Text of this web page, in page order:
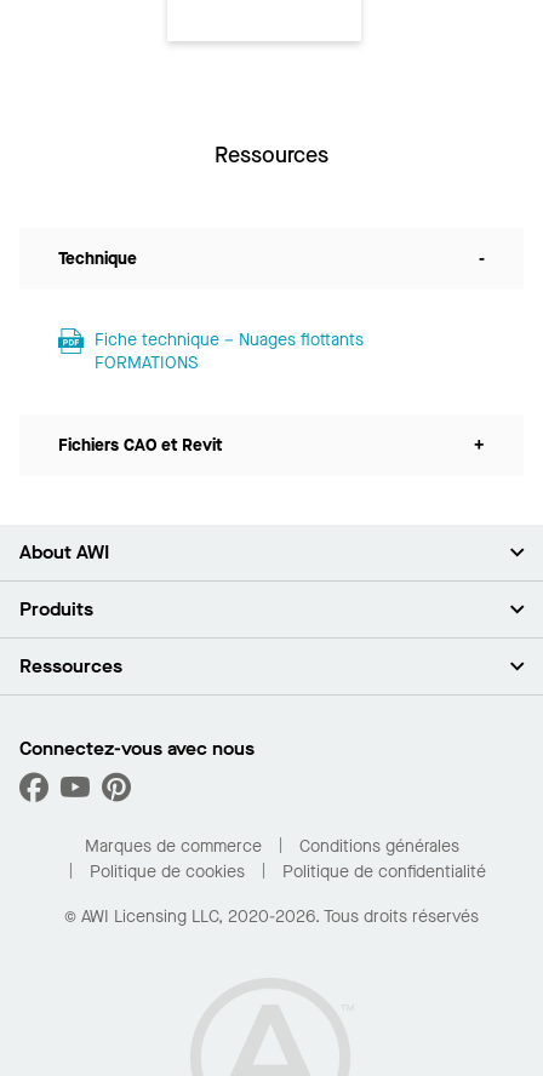
Ressources
Technique -
Fiche technique – Nuages flottants
FORMATIONS
Fichiers CAO et Revit +
About AWI
À propos de nous
Espace presse
Quelles sont mes options d’achat?
Produits
Plafonds
Capacités sur mesure
Performance
Ressources
Trouver un distributeur
Trouver un distributeur
Pour la maison
Connectez-vous avec nous
Marques de commerce
Conditions générales
Politique de cookies
Politique de confidentialité
© AWI Licensing LLC, 2020-2026. Tous droits réservés